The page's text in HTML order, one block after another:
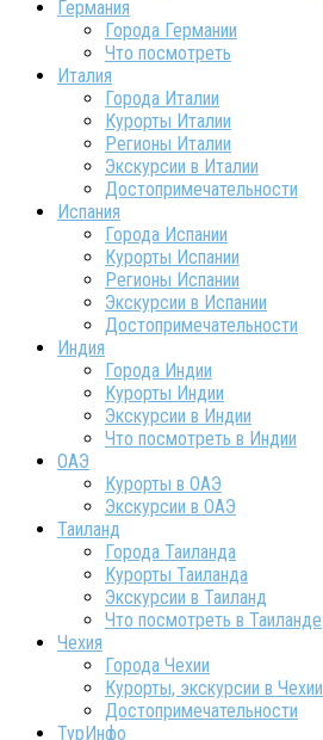
Германия
Города Германии
Что посмотреть
Италия
Города Италии
Курорты Италии
Регионы Италии
Экскурсии в Италии
Достопримечательности
Испания
Города Испании
Курорты Испании
Регионы Испании
Экскурсии в Испании
Достопримечательности
Индия
Города Индии
Курорты Индии
Экскурсии в Индии
Что посмотреть в Индии
ОАЭ
Курорты в ОАЭ
Экскурсии в ОАЭ
Таиланд
Города Таиланда
Курорты Таиланда
Экскурсии в Таиланд
Что посмотреть в Таиланде
Чехия
Города Чехии
Курорты, экскурсии в Чехии
Достопримечательности
ТурИнфо